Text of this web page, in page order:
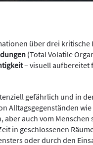
über drei kritische
(Total Volatile
– visuell aufbereitet
gefährlich und in
Alltagsgegenständen
auch vom Menschen
in geschlossenen
oder durch den